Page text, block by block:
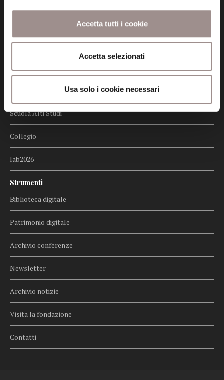
Accetta tutti i cookie
Accetta selezionati
Usa solo i cookie necessari
Biblioteca
Centro Culturale
Centro Studi Religiosi
Scuola Alti Studi
Collegio
lab2026
Strumenti
Biblioteca digitale
Patrimonio digitale
Archivio conferenze
Newsletter
Archivio notizie
Visita la fondazione
Contatti